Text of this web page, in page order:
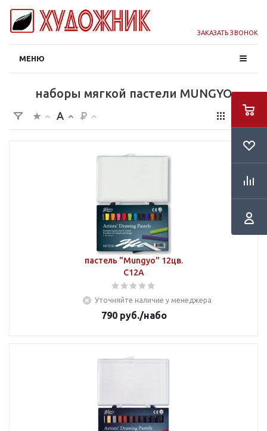
ЗАКАЗАТЬ ЗВОНОК
МЕНЮ
наборы мягкой пастели MUNGYO
пастель "Mungyo" 12цв.
C12A
Уточняйте наличие у менеджера
790руб./набо